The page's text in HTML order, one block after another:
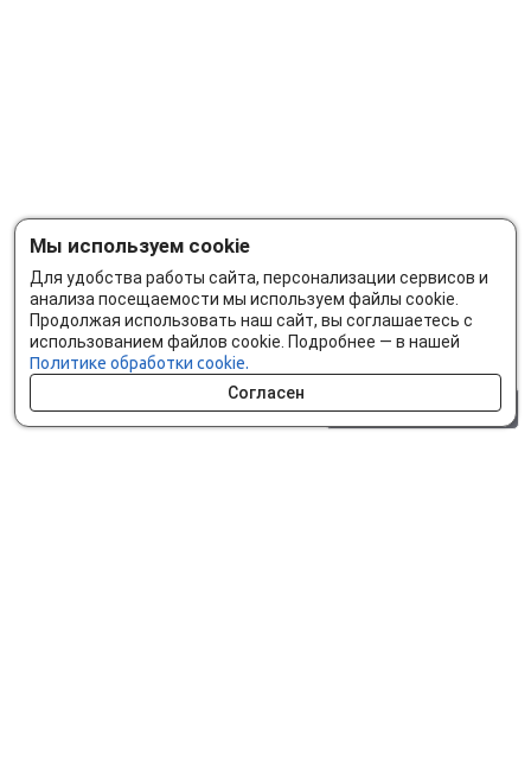
Мы используем cookie
Для удобства работы сайта, персонализации сервисов и
анализа посещаемости мы используем файлы cookie.
Продолжая использовать наш сайт, вы соглашаетесь с
использованием файлов cookie. Подробнее — в нашей
Политике обработки cookie.
Согласен